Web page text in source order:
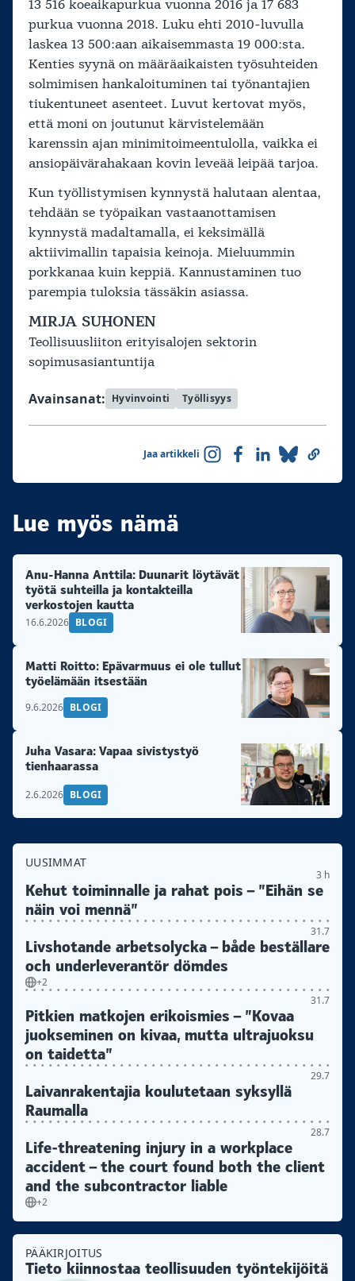
13 516 koeaikapurkua vuonna 2016 ja 17 683
purkua vuonna 2018. Luku ehti 2010-luvulla
laskea 13 500:aan aikaisemmasta 19 000:sta.
Kenties syynä on määräaikaisten työsuhteiden
solmimisen hankaloituminen tai työnantajien
tiukentuneet asenteet. Luvut kertovat myös,
että moni on joutunut kärvistelemään
karenssin ajan minimitoimeentulolla, vaikka ei
ansiopäivärahakaan kovin leveää leipää tarjoa.
Kun työllistymisen kynnystä halutaan alentaa,
tehdään se työpaikan vastaanottamisen
kynnystä madaltamalla, ei keksimällä
aktiivimallin tapaisia keinoja. Mieluummin
porkkanaa kuin keppiä. Kannustaminen tuo
parempia tuloksia tässäkin asiassa.
MIRJA SUHONEN
Teollisuusliiton erityisalojen sektorin
sopimusasiantuntija
Avainsanat: Hyvinvointi Työllisyys
Jaa artikkeli
Lue myös nämä
Anu-Hanna Anttila: Duunarit löytävät
työtä suhteilla ja kontakteilla
verkostojen kautta
16.6.2026 BLOGI
Matti Roitto: Epävarmuus ei ole tullut
työelämään itsestään
9.6.2026 BLOGI
Juha Vasara: Vapaa sivistystyö
tienhaarassa
2.6.2026 BLOGI
UUSIMMAT
3 h
Kehut toiminnalle ja rahat pois – ”Eihän se
näin voi mennä”
31.7
Livshotande arbetsolycka – både beställare
och underleverantör dömdes
+2
31.7
Pitkien matkojen erikoismies – ”Kovaa
juokseminen on kivaa, mutta ultrajuoksu
on taidetta”
29.7
Laivanrakentajia koulutetaan syksyllä
Raumalla
28.7
Life-threatening injury in a workplace
accident – the court found both the client
and the subcontractor liable
+2
PÄÄKIRJOITUS
Tieto kiinnostaa teollisuuden työntekijöitä